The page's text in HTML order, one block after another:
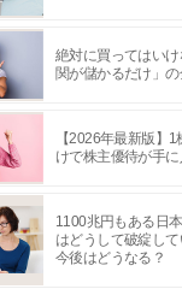
絶対に買ってはい
関が儲かるだけ」
【2026年最新版】
けで株主優待が手
1100兆円もある日
はどうして破綻して
今後はどうなる？